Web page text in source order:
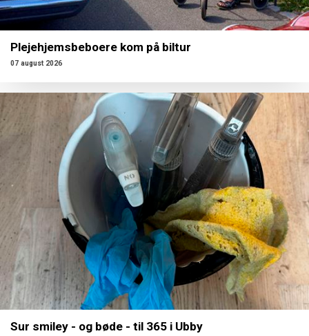
Plejehjemsbeboere kom på biltur
07 august 2026
Sur smiley - og bøde - til 365 i Ubby